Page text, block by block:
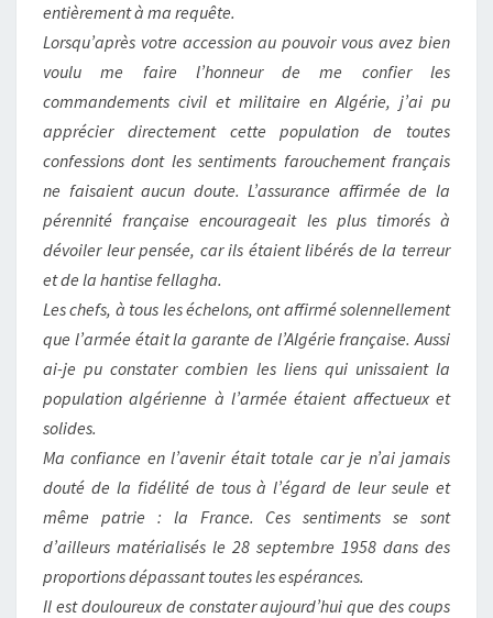
entièrement à ma requête.
Lorsqu’après votre accession au pouvoir vous avez bien
voulu me faire l’honneur de me confier les
commandements civil et militaire en Algérie, j’ai pu
apprécier directement cette population de toutes
confessions dont les sentiments farouchement français
ne faisaient aucun doute. L’assurance affirmée de la
pérennité française encourageait les plus timorés à
dévoiler leur pensée, car ils étaient libérés de la terreur
et de la hantise fellagha.
Les chefs, à tous les échelons, ont affirmé solennellement
que l’armée était la garante de l’Algérie française. Aussi
ai-je pu constater combien les liens qui unissaient la
population algérienne à l’armée étaient affectueux et
solides.
Ma confiance en l’avenir était totale car je n’ai jamais
douté de la fidélité de tous à l’égard de leur seule et
même patrie : la France. Ces sentiments se sont
d’ailleurs matérialisés le 28 septembre 1958 dans des
proportions dépassant toutes les espérances.
Il est douloureux de constater aujourd’hui que des coups